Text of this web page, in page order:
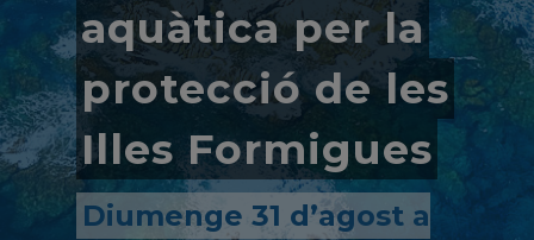
aquàtica per la
protecció de les
Illes Formigues
Diumenge 31 d’agost a